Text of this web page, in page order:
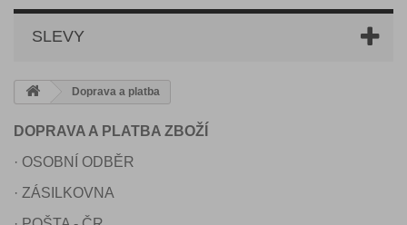
SLEVY
Doprava a platba
DOPRAVA A PLATBA ZBOŽÍ
· OSOBNÍ ODBĚR
· ZÁSILKOVNA